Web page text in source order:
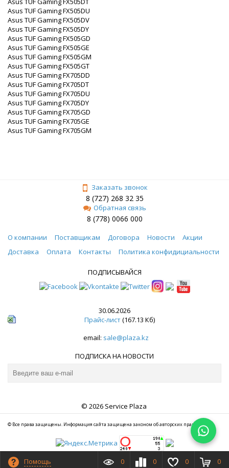
Asus TUF Gaming FX505DU
Asus TUF Gaming FX505DV
Asus TUF Gaming FX505DY
Asus TUF Gaming FX505GD
Asus TUF Gaming FX505GE
Asus TUF Gaming FX505GM
Asus TUF Gaming FX505GT
Asus TUF Gaming FX705DD
Asus TUF Gaming FX705DT
Asus TUF Gaming FX705DU
Asus TUF Gaming FX705DY
Asus TUF Gaming FX705GD
Asus TUF Gaming FX705GE
Asus TUF Gaming FX705GM
Заказать звонок
8 (727) 268 32 35
Обратная связь
8 (778) 0066 000
О компании Поставщикам Договора Новости
Акции
Доставка
Оплата Контакты Политика конфидициальности
ПОДПИСЫВАЙСЯ
30.06.2026
Прайс-лист(167.13 Кб)
email: sale@plaza.kz
ПОДПИСКА НА НОВОСТИ
© 2026 Service Plaza
© Все права защищены. Информация сайта защищена законом об авторских правах.
Помощь 0 0 0 0